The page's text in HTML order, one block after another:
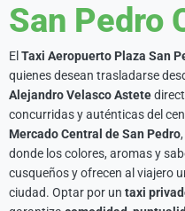
San Pedro
El Taxi Aeropuerto Plaza San
quienes desean trasladarse
Alejandro Velasco Astete
concurridas y auténticas del
Mercado Central de San Pedro
donde los colores, aromas y
cusqueños y ofrecen al viajero
ciudad. Optar por un taxi